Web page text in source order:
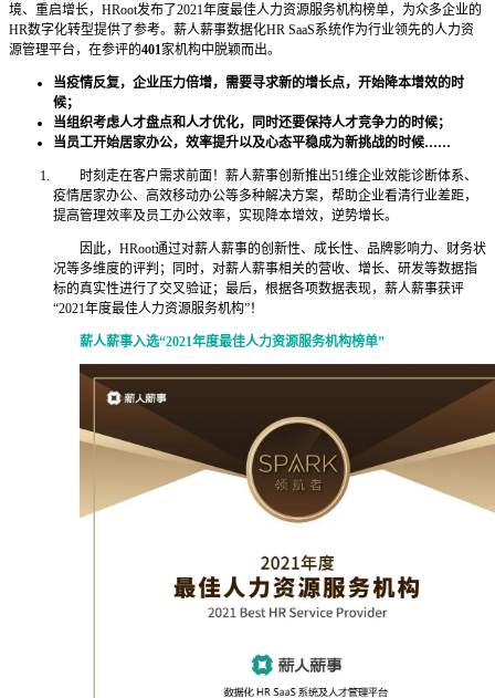
境、重启增长，HRoot发布了2021年度最佳人力资源服务机构榜单，为众多企业的
HR数字化转型提供了参考。 薪人薪事数据化HR SaaS系统作为行业领先的人力资
源管理平台， 在参评的401家机构中脱颖而出。
当疫情反复，企业压力倍增，需要寻求新的增长点，开始降本增效的时
候；
当组织考虑人才盘点和人才优化，同时还要保持人才竞争力的时候；
当员工开始居家办公，效率提升以及心态平稳成为新挑战的时候……
时刻走在客户需求前面！薪人薪事创新推出51维企业效能诊断体系、
疫情居家办公、高效移动办公等多种解决方案，帮助企业看清行业差距，
提高管理效率及员工办公效率，实现降本增效，逆势增长。
因此，HRoot通过对薪人薪事的创新性、成长性、品牌影响力、财务状
况等多维度的评判；同时，对薪人薪事相关的营收、增长、研发等数据指
标的真实性进行了交叉验证；最后，根据各项数据表现，薪人薪事获评
“2021年度最佳人力资源服务机构”！
薪人薪事入选“2021年度最佳人力资源服务机构榜单”